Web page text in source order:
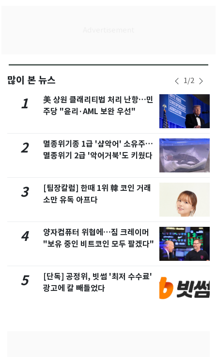
많이 본 뉴스 1/2
1
美 상원 클래리티법 처리 난항…민
주당 "윤리·AML 보완 우선"
2
멸종위기종 1급 '샴악어' 소유주…
멸종위기 2급 '악어거북'도 키웠다
3
[팀장칼럼] 한때 1위 韓 코인 거래
소만 유독 아프다
4
양자컴퓨터 위협에…짐 크레이머
"보유 중인 비트코인 모두 팔겠다"
5
[단독] 공정위, 빗썸 '최저 수수료'
광고에 칼 빼들었다